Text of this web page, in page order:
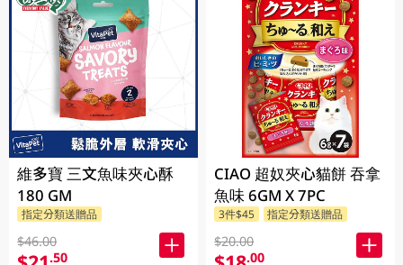
維多寶 三文魚味夾心酥
180 GM
指定分類送贈品
$46.00
.50
CIAO 超奴夾心貓餅 吞拿
魚味 6GM X 7PC
3件$45 指定分類送贈品
$20.00
.00